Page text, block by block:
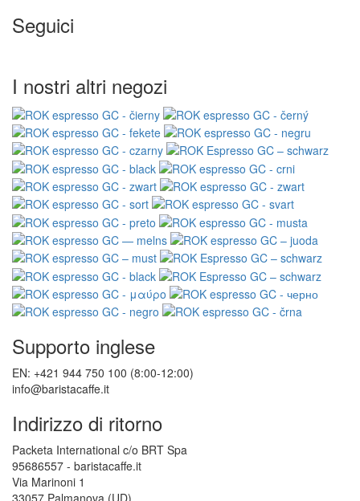
Seguici
I nostri altri negozi
Supporto inglese
EN: +421 944 750 100 (8:00-12:00)
info@baristacaffe.it
Indirizzo di ritorno
Packeta International c/o BRT Spa
95686557 - baristacaffe.it
Via Marinoni 1